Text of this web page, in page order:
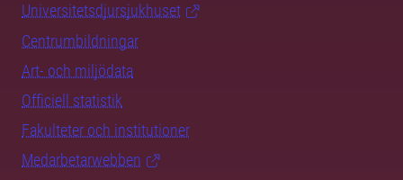
Universitetsdjursjukhuset
Centrumbildningar
Art- och miljödata
Officiell statistik
Fakulteter och institutioner
Medarbetarwebben